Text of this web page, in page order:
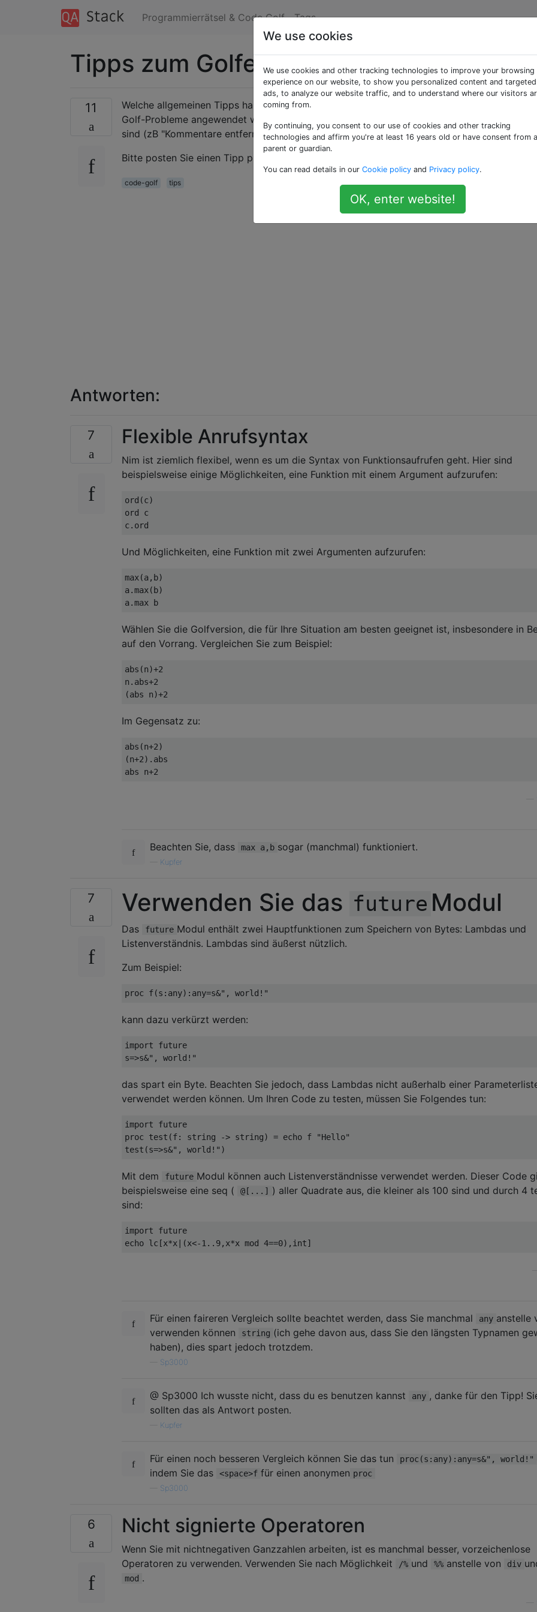
Programmierrätsel & Code Golf Tags
Tipps zum Golfen in Nim
11 Welche allgemeinen Tipps haben Sie zum Golfen in
Golf-Probleme angewendet werden können und die zumindest auch etwas spezifisch für
sind (zB "Kommentare entfernen" ist keine Antwort).
Bitte posten Sie einen Tipp pro Antwort.
code-golf tips
Antworten:
7 Flexible Anrufsyntax
Nim ist ziemlich flexibel, wenn es um die Syntax von Funktionsaufrufen geht. Hier sind
beispielsweise einige Möglichkeiten, eine Funktion mit einem Argument aufzurufen:
ord(c)
ord c
Und Möglichkeiten, eine Funktion mit zwei Argumenten aufzurufen:
max(a,b)
a.max(b)
Wählen Sie die Golfversion, die für Ihre Situation am besten geeignet ist, insbesondere in
auf den Vorrang. Vergleichen Sie zum Beispiel:
abs(n)+2
n.abs+2
Im Gegensatz zu:
abs(n+2)
(n+2).abs
Beachten Sie, dass max a,b sogar (manchmal) funktioniert.
Kupfer
7 Verwenden Sie das future Modul
Das future Modul enthält zwei Hauptfunktionen zum Speichern von Bytes: Lambdas und
Listenverständnis. Lambdas sind äußerst nützlich.
Zum Beispiel:
kann dazu verkürzt werden:
import future
das spart ein Byte. Beachten Sie jedoch, dass Lambdas nicht außerhalb einer
verwendet werden können. Um Ihren Code zu testen, müssen Sie Folgendes tun:
import future
proc test(f: string -> string) = echo f "Hello"
Mit dem future Modul können auch Listenverständnisse verwendet werden. Dieser Code
beispielsweise eine seq (
@[...] ) aller Quadrate aus, die kleiner als 100 sind und durch 4
sind:
import future
Für einen faireren Vergleich sollte beachtet werden, dass Sie manchmal any anstelle
verwenden können
string (ich gehe davon aus, dass Sie den längsten Typnamen
haben), dies spart jedoch trotzdem.
Sp3000
@ Sp3000 Ich wusste nicht, dass du es benutzen kannst any , danke für den Tipp!
sollten das als Antwort posten.
Kupfer
Für einen noch besseren Vergleich können Sie das tun proc(s:any):any=s&", world!"
indem Sie das
<space>f für einen anonymen proc
Sp3000
6 Nicht signierte Operatoren
Wenn Sie mit nichtnegativen Ganzzahlen arbeiten, ist es manchmal besser, vorzeichenlose
Operatoren zu verwenden. Verwenden Sie nach Möglichkeit
/% und %% anstelle von div
mod .
We use cookies
We use cookies and other tracking technologies to improve your browsing
experience on our website, to show you personalized content and targeted
ads, to analyze our website traffic, and to understand where our visitors
coming from.
By continuing, you consent to our use of cookies and other tracking
technologies and affirm you're at least 16 years old or have consent from a
parent or guardian.
You can read details in our Cookie policy and Privacy policy.
OK, enter website!